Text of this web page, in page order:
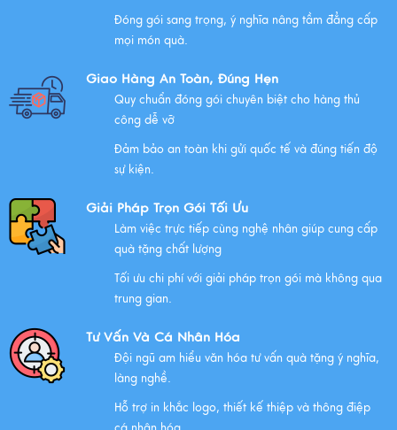
Xem thêm
Chúc mừng chị Nguyễn Thị Nhựt Phượng - giám đốc
Xem thêm
Chính Sách Quyền Riêng Tư Tại Mỹ Nghệ Việt
NHỮNG ĐẶC ĐIỂM CỦA HÀNG THỦ CÔNG MỸ NGHỆ
Đóng gói sang trọng, ý nghĩa nâng tầm đẳng cấp
mọi món quà.
Giao Hàng An Toàn, Đúng Hẹn
Quy chuẩn đóng gói chuyên biệt cho hàng thủ
công dễ vỡ
Đảm bảo an toàn khi gửi quốc tế và đúng tiến độ
sự kiện.
Giải Pháp Trọn Gói Tối Ưu
Làm việc trực tiếp cùng nghệ nhân giúp cung cấp
quà tặng chất lượng
Tối ưu chi phí với giải pháp trọn gói mà không qua
trung gian.
Tư Vấn Và Cá Nhân Hóa
Đội ngũ am hiểu văn hóa tư vấn quà tặng ý nghĩa,
làng nghề.
Hỗ trợ in khắc logo, thiết kế thiệp và thông điệp